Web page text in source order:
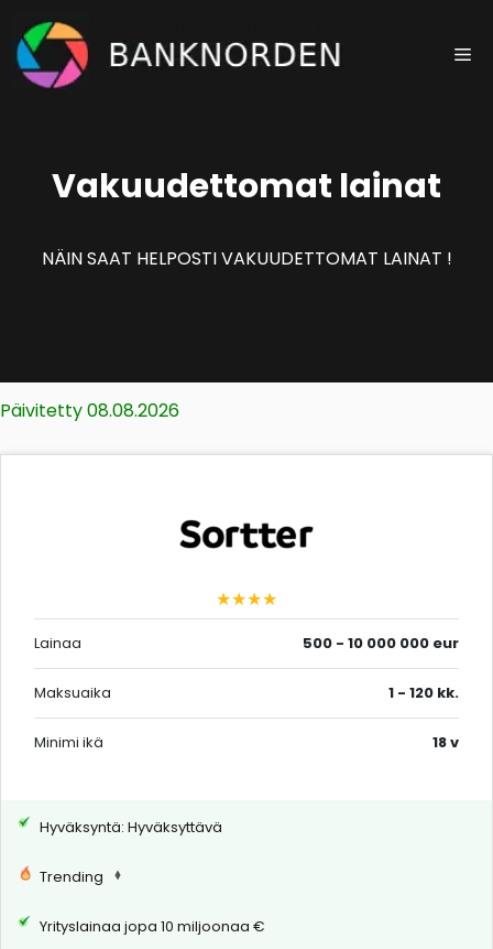
sisältöön
Vakuudettomat lainat
NÄIN SAAT HELPOSTI VAKUUDETTOMAT LAINAT !
Päivitetty 08.08.2026
★★★★
Lainaa 500 - 10 000 000 eur
Maksuaika 1 - 120 kk.
Minimi ikä 18 v
Hyväksyntä: Hyväksyttävä
Trending
Yrityslainaa jopa 10 miljoonaa €